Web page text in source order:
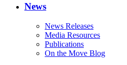
News
News Releases
Media Resources
Publications
On the Move Blog